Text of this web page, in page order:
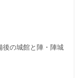
の城館と陣・陣城